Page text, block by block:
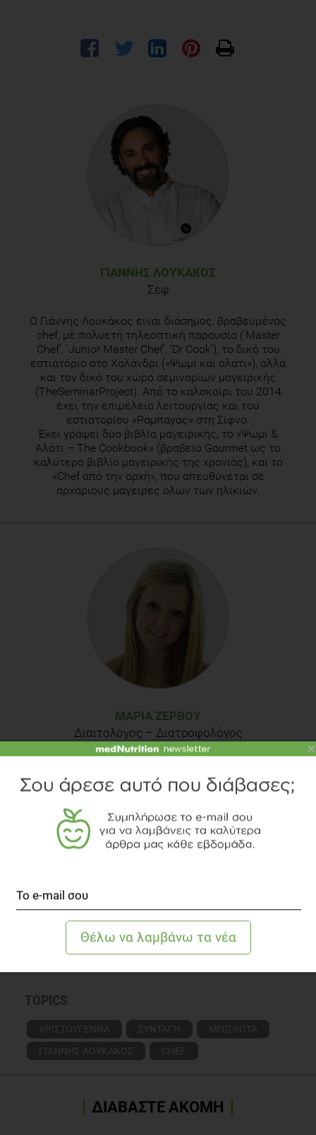
ΓΙΆΝΝΗΣ ΛΟΥΚΆΚΟΣ
Σεφ
O Γιάννης Λουκάκος είναι διάσημος, βραβευμένος
chef, με πολυετή τηλεοπτική παρουσία ('Master
Chef', 'Junior Master Chef', 'Dr Cook'), το δικό του
εστιατόριο στο Χαλάνδρι («Ψωμί και αλάτι»), αλλά
και τον δικό του χώρο σεμιναρίων μαγειρικής
(TheSeminarProject). Από το καλοκαίρι του 2014
έχει την επιμέλεια λειτουργίας και του
εστιατορίου «Ραμπαγάς» στη Σίφνο.
Έχει γράψει δύο βιβλία μαγειρικής, το «Ψωμί &
Αλάτι – Τhe Cookbook» (βραβείο Gourmet ως το
καλύτερο βιβλίο μαγειρικής της χρονιάς), και το
«Chef από την αρχή», που απευθύνεται σε
αρχάριους μάγειρες όλων των ηλικιών.
ΜΑΡΊΑ ΖΕΡΒΟΎ
Διαιτολόγος – Διατροφολόγος
Διατροφολόγος, με επιπλέον επαγγελματική
εξειδίκευση (Master Practitioner) στις διατροφικές
διαταραχές. Είναι συγγραφέας του βιβλίου
Ξεκινάω Διατροφή, Έτοιμοι; Πάμε!» των
εκδόσεων medNutrition. Διατηρείαυτόνομο
διαιτολογικό γραφείο στο Λουτράκι και συνεργασία
Δείτε το διαιτολογικό γραφείο
TOPICS
ΧΡΙΣΤΟΥΓΕΝΝΑ ΣΥΝΤΑΓΗ
ΜΠΙΣΚΟΤΑ
ΓΙΑΝΝΗΣ ΛΟΥΚΑΚΟΣ
CHEF
ΔΙΑΒΑΣΤΕ ΑΚΟΜΗ
×